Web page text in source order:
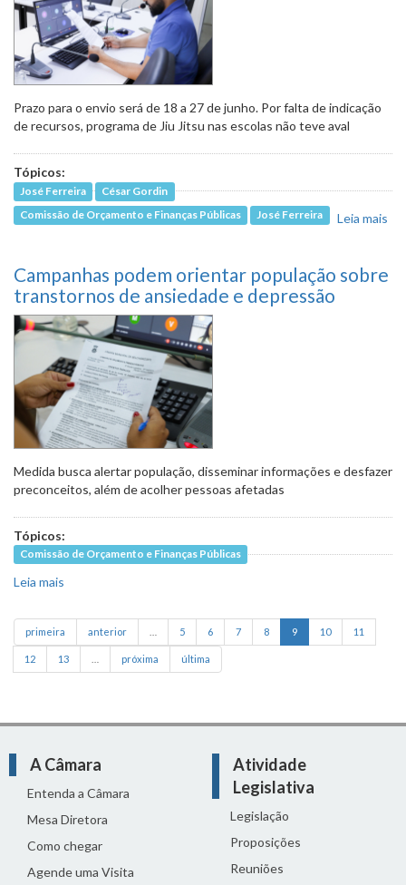
Prazo para o envio será de 18 a 27 de junho. Por falta de indicação
de recursos, programa de Jiu Jitsu nas escolas não teve aval
Tópicos:
José Ferreira
César Gordin
Comissão de Orçamento e Finanças Públicas
José Ferreira Leia mais
Campanhas podem orientar população sobre
transtornos de ansiedade e depressão
Medida busca alertar população, disseminar informações e desfazer
preconceitos, além de acolher pessoas afetadas
Tópicos:
Comissão de Orçamento e Finanças Públicas
Leia mais
primeira anterior 5 6 7 8 9 10 11
12 13 próxima última
A Câmara
Entenda a Câmara
Mesa Diretora
Como chegar
Agende uma Visita
Atividade
Legislativa
Legislação
Proposições
Reuniões